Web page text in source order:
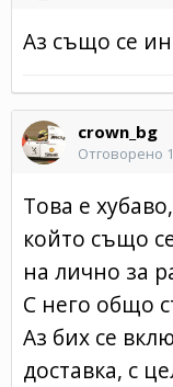
Аз също се
crown_bg
Отговорено
Това е
който също
на лично за
С него общо
Аз бих се
доставка, с